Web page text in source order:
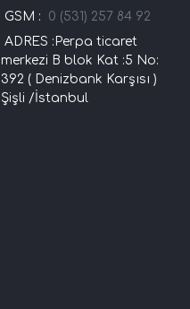
GSM : 0 (531) 257 84 92
ADRES :Perpa ticaret
merkezi B blok Kat :5 No:
392 ( Denizbank Karşısı )
Şişli /İstanbul